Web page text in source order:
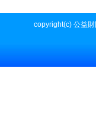
copyright(c) 公益